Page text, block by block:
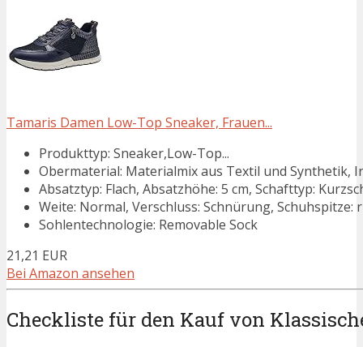
Tamaris Damen Low-Top Sneaker, Frauen...
Produkttyp: Sneaker,Low-Top...
Obermaterial: Materialmix aus Textil und Synthetik,
Absatztyp: Flach, Absatzhöhe: 5 cm, Schafttyp:
Weite: Normal, Verschluss: Schnürung, Schuhspitze:
Sohlentechnologie: Removable Sock
21,21 EUR
Bei Amazon ansehen
Checkliste für den Kauf von